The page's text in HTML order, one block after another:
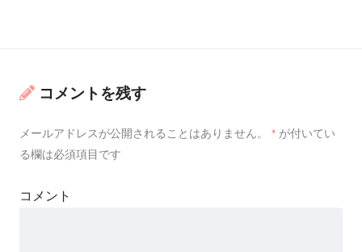
コメントを残す
メールアドレスが公開されることはありません。 * が付いてい
る欄は必須項目です
コメント